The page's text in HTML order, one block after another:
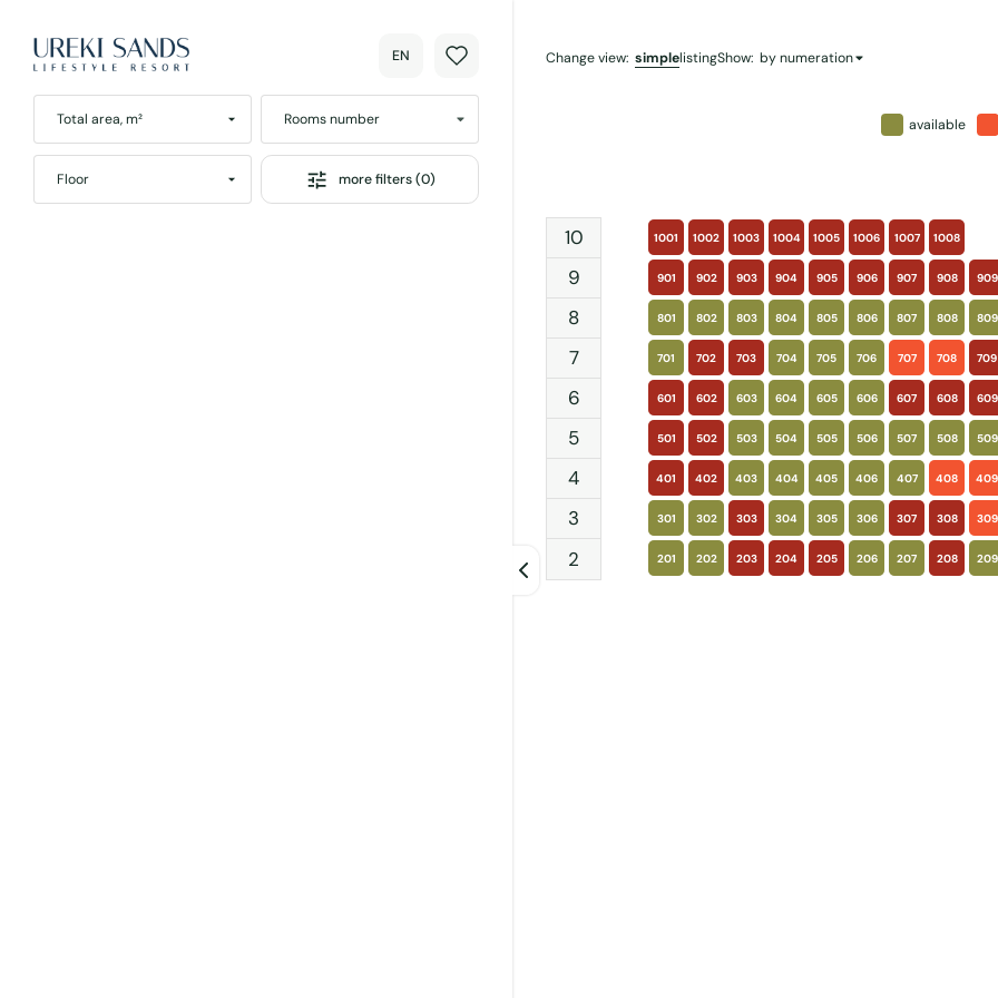
EN
Total area, m² Rooms number
Floor more filters (0)
Change view: simplelistingShow: by numeration
available
10
9
8
7
6
5
4
3
2
1001 1002 1003 1004 1005 1006 1007 1008
901 902 903 904 905 906 907 908 909
801 802 803 804 805 806 807 808 809
701 702 703 704 705 706 707 708 709
601 602 603 604 605 606 607 608 609
501 502 503 504 505 506 507 508 509
401 402 403 404 405 406 407 408 409
301 302 303 304 305 306 307 308 309
201 202 203 204 205 206 207 208 209